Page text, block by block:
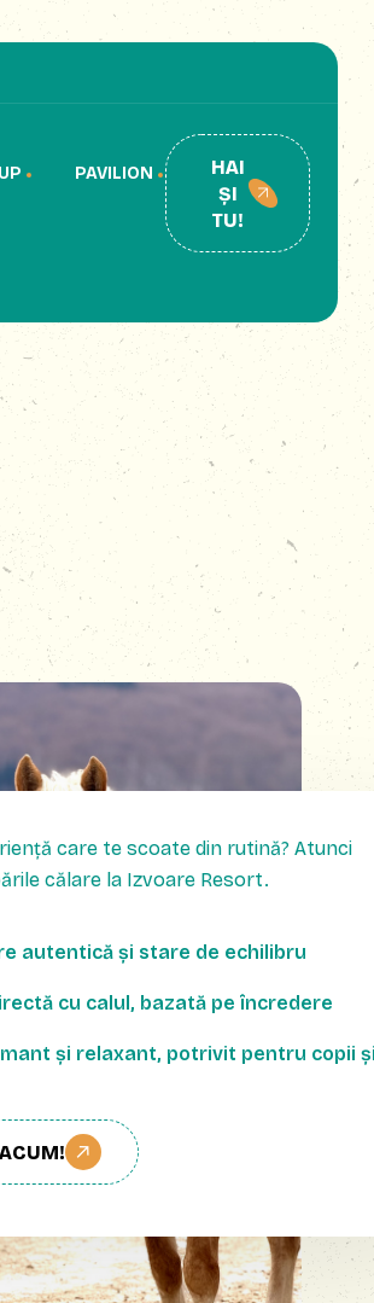
PAVILION
HAI
ȘI
TU!
care te scoate din rutină? Atunci
călare la Izvoare Resort.
autentică și stare de echilibru
cu calul, bazată pe încredere
și relaxant, potrivit pentru copii